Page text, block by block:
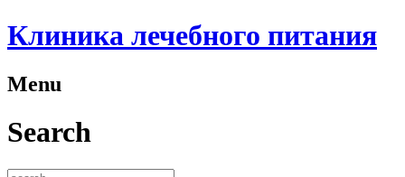
Клиника лечебного питания
Menu
Search